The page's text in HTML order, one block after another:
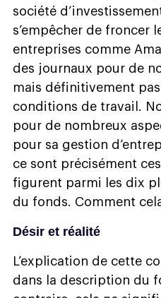
société
s’empêcher de froncer
entreprises comme
des journaux pour de
mais définitivement
conditions de travail.
pour de nombreux
pour sa gestion
ce sont précisément
figurent parmi les dix
du fonds. Comment
Désir et réalité
L’explication de cette
dans la description du